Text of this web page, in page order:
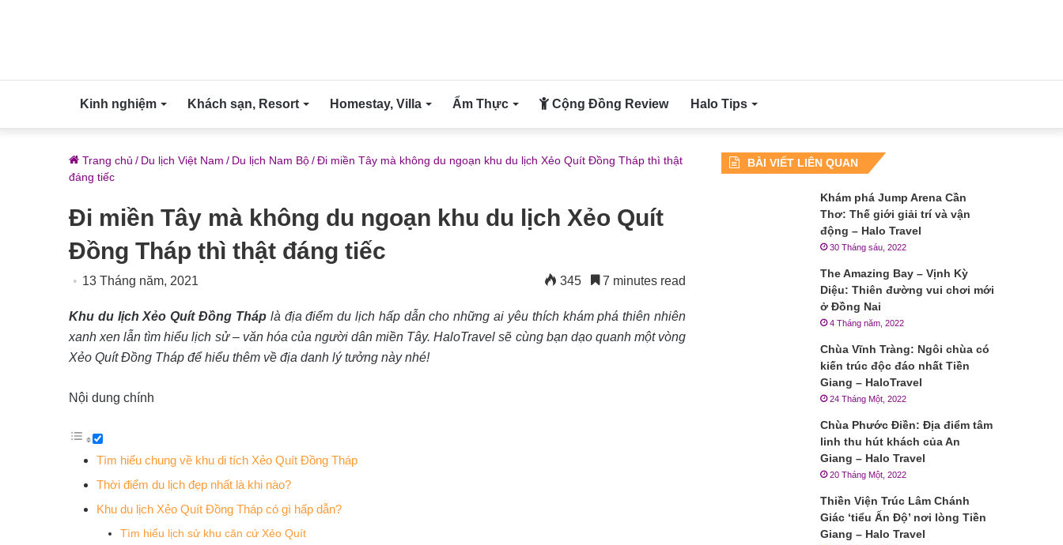
Kinh nghiệm Khách sạn, Resort Homestay, Villa Ẩm Thực Cộng Đồng Review Halo Tips
Trang chủ / Du lịch Việt Nam / Du lịch Nam Bộ/Đi miền Tây mà không du ngoạn khu du lịch Xẻo Quít Đồng Tháp thì thật
đáng tiếc
Đi miền Tây mà không du ngoạn khu du lịch Xẻo Quít
Đồng Tháp thì thật đáng tiếc
13 Tháng năm, 2021 345 7 minutes read
Khu du lịch Xẻo Quít Đồng Tháplà địa điểm du lịch hấp dẫn cho những ai yêu thích khám phá thiên nhiên
xanh xen lẫn tìm hiểu lịch sử – văn hóa của người dân miền Tây. HaloTravel sẽ cùng bạn dạo quanh một vòng
Xẻo Quít Đồng Tháp để hiểu thêm về địa danh lý tưởng này nhé!
Nội dung chính
Tìm hiểu chung về khu di tích Xẻo Quít Đồng Tháp
Thời điểm du lịch đẹp nhất là khi nào?
Khu du lịch Xẻo Quít Đồng Tháp có gì hấp dẫn?
Tìm hiểu lịch sử khu căn cứ Xẻo Quít
BÀI VIẾT LIÊN QUAN
Khám phá Jump Arena Cần
Thơ: Thế giới giải trí và vận
động – Halo Travel
30 Tháng sáu, 2022
The Amazing Bay – Vịnh Kỳ
Diệu: Thiên đường vui chơi mới
ở Đồng Nai
4 Tháng năm, 2022
Chùa Vĩnh Tràng: Ngôi chùa có
kiến trúc độc đáo nhất Tiền
Giang – HaloTravel
24 Tháng Một, 2022
Chùa Phước Điền: Địa điểm tâm
linh thu hút khách của An
Giang – Halo Travel
20 Tháng Một, 2022
Thiền Viện Trúc Lâm Chánh
Giác ‘tiểu Ấn Độ’ nơi lòng Tiền
Giang – Halo Travel